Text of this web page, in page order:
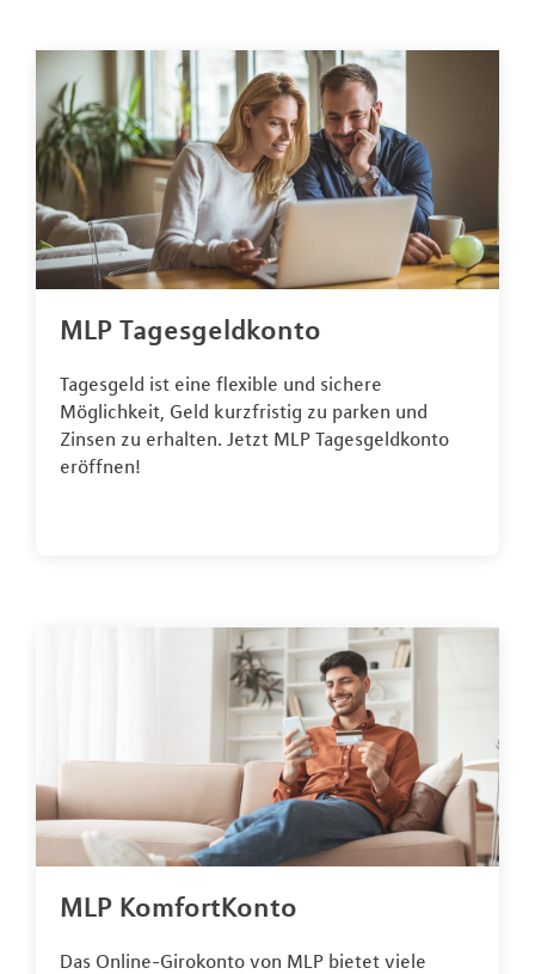
MLP Tagesgeldkonto
Tagesgeld ist eine flexible und sichere
Möglichkeit, Geld kurzfristig zu parken und
Zinsen zu erhalten. Jetzt MLP Tagesgeldkonto
eröffnen!
MLP KomfortKonto
Das Online-Girokonto von MLP bietet viele